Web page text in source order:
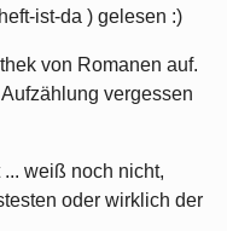
ist-da ) gelesen :)
von Romanen auf.
vergessen
weiß noch nicht,
oder wirklich der